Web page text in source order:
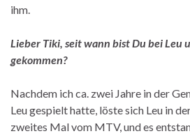
ihm.
Lieber Tiki, seit wann bist Du bei Leu
gekommen?
Nachdem ich ca. zwei Jahre in der
Leu gespielt hatte, löste sich Leu in
zweites Mal vom MTV, und es